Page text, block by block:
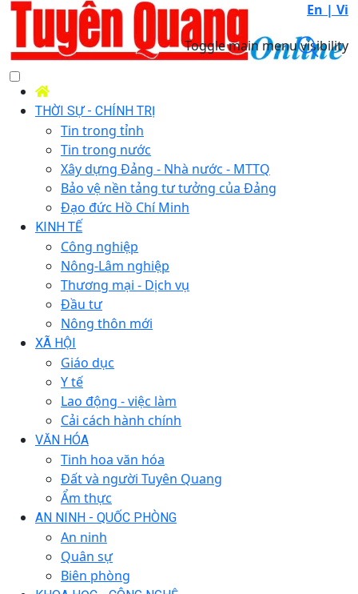
En | Vi
Toggle main menu visibility
THỜI SỰ - CHÍNH TRỊ
Tin trong tỉnh
Tin trong nước
Xây dựng Đảng - Nhà nước - MTTQ
Bảo vệ nền tảng tư tưởng của Đảng
Đạo đức Hồ Chí Minh
KINH TẾ
Công nghiệp
Nông-Lâm nghiệp
Thương mại - Dịch vụ
Đầu tư
Nông thôn mới
XÃ HỘI
Giáo dục
Y tế
Lao động - việc làm
Cải cách hành chính
VĂN HÓA
Tinh hoa văn hóa
Đất và người Tuyên Quang
Ẩm thực
AN NINH - QUỐC PHÒNG
An ninh
Quân sự
Biên phòng